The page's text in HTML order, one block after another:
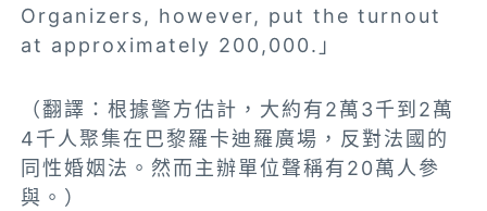
Organizers, however, put the turnout
at approximately 200,000.」
（翻譯：根據警方估計，大約有2萬3千到2萬
4千人聚集在巴黎羅卡迪羅廣場，反對法國的
同性婚姻法。然而主辦單位聲稱有20萬人參
與。）